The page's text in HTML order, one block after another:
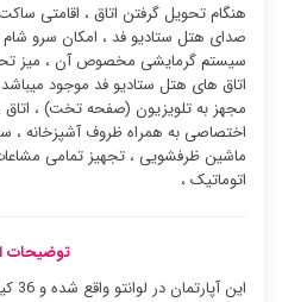
هنگام تحویل گرفتن اتاق ، اقامتی
صدای هتل ستادیو فد ، امکان سرو
سیستم گرمایشی مخصوص آن ، میز
اتاق های هتل ستادیو فد موجود
مجهز به تلویزیون (صفحه تخت) ،
اختصاصی به همراه ظروف آشپزخانه
ماشین ظرفشویی ، تجهیز تمامی
اتوماتیک ،
توضیحات
این آپارتمان در لوانتو واقع شده و 36 کیلومتر با پورتوفینو فاصله دارد.